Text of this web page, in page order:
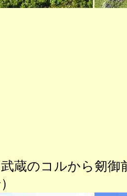
武蔵のコルから
） （ひた